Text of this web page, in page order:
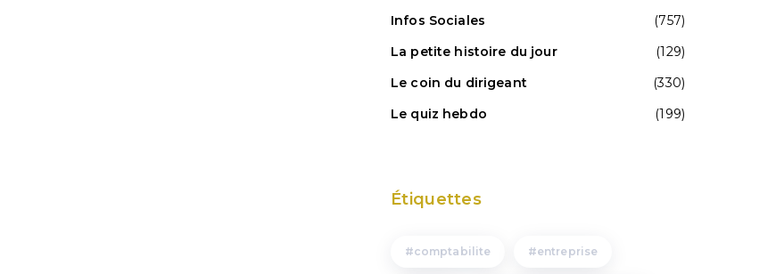
Infos Sociales
(757)
La petite histoire du jour
(129)
Le coin du dirigeant
(330)
Le quiz hebdo
(199)
Étiquettes
comptabilite entreprise